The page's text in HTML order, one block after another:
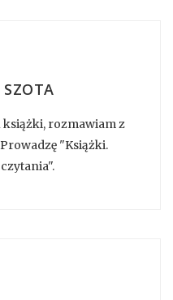
rozmawiam z
"Książki.